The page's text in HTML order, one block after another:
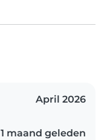
April 2026
1 maand geleden